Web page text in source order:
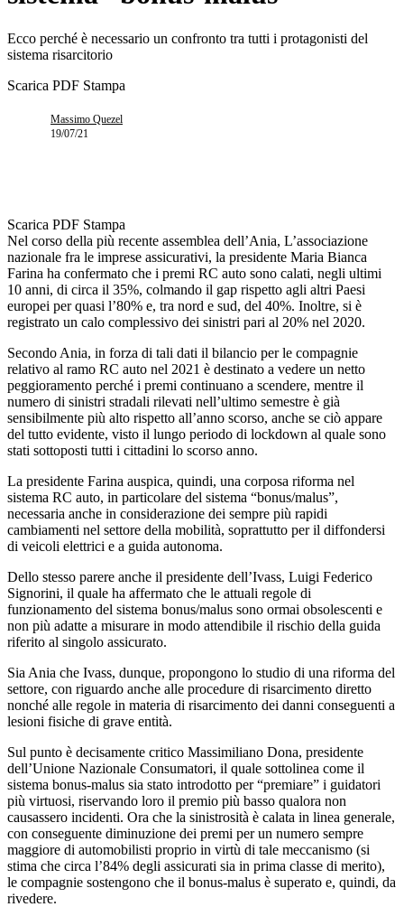
Ecco perché è necessario un confronto tra tutti i protagonisti del
sistema risarcitorio
Scarica PDF Stampa
Massimo Quezel
19/07/21
Scarica PDF Stampa
Nel corso della più recente assemblea dell’Ania, L’associazione
nazionale fra le imprese assicurativi, la presidente Maria Bianca
Farina ha confermato che i premi RC auto sono calati, negli ultimi
10 anni, di circa il 35%, colmando il gap rispetto agli altri Paesi
europei per quasi l’80% e, tra nord e sud, del 40%. Inoltre, si è
registrato un calo complessivo dei sinistri pari al 20% nel 2020.
Secondo Ania, in forza di tali dati il bilancio per le compagnie
relativo al ramo RC auto nel 2021 è destinato a vedere un netto
peggioramento perché i premi continuano a scendere, mentre il
numero di sinistri stradali rilevati nell’ultimo semestre è già
sensibilmente più alto rispetto all’anno scorso, anche se ciò appare
del tutto evidente, visto il lungo periodo di lockdown al quale sono
stati sottoposti tutti i cittadini lo scorso anno.
La presidente Farina auspica, quindi, una corposa riforma nel
sistema RC auto, in particolare del sistema “bonus/malus”,
necessaria anche in considerazione dei sempre più rapidi
cambiamenti nel settore della mobilità, soprattutto per il diffondersi
di veicoli elettrici e a guida autonoma.
Dello stesso parere anche il presidente dell’Ivass, Luigi Federico
Signorini, il quale ha affermato che le attuali regole di
funzionamento del sistema bonus/malus sono ormai obsolescenti e
non più adatte a misurare in modo attendibile il rischio della guida
riferito al singolo assicurato.
Sia Ania che Ivass, dunque, propongono lo studio di una riforma del
settore, con riguardo anche alle procedure di risarcimento diretto
nonché alle regole in materia di risarcimento dei danni conseguenti a
lesioni fisiche di grave entità.
Sul punto è decisamente critico Massimiliano Dona, presidente
dell’Unione Nazionale Consumatori, il quale sottolinea come il
sistema bonus-malus sia stato introdotto per “premiare” i guidatori
più virtuosi, riservando loro il premio più basso qualora non
causassero incidenti. Ora che la sinistrosità è calata in linea generale,
con conseguente diminuzione dei premi per un numero sempre
maggiore di automobilisti proprio in virtù di tale meccanismo (si
stima che circa l’84% degli assicurati sia in prima classe di merito),
le compagnie sostengono che il bonus-malus è superato e, quindi, da
rivedere.